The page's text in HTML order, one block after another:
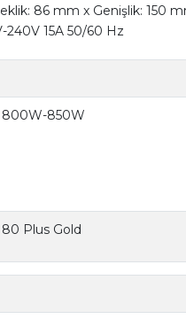
86 mm x Genişlik: 150
240V 15A 50/60 Hz
800W-850W
80 Plus Gold